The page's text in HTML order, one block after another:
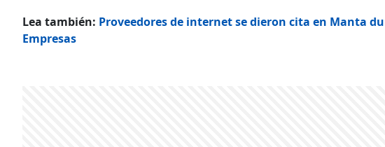
Lea también: Proveedores de internet se dieron cita en Manta
Empresas